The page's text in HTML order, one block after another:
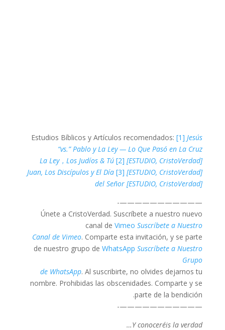
Estudios Bíblicos y Artículos recomendados:[1] Jesús
“vs.” Pablo y La Ley — Lo Que Pasó en La Cruz
[ESTUDIO, CristoVerdad]
[2]
La Ley，Los Judíos & Tú
[ESTUDIO, CristoVerdad]
[3]
Juan, Los Discípulos y El Día
del Señor [ESTUDIO, CristoVerdad]
———————————-
Únete a CristoVerdad. Suscríbete a nuestro nuevo
canal deVimeoSuscríbete a Nuestro
Canal de Vimeo. Comparte esta invitación, y se parte
de nuestro grupo deWhatsAppSuscríbete a Nuestro
Grupo
de WhatsApp. Al suscribirte, no olvides dejarnos tu
nombre. Prohibidas las obscenidades. Comparte y se
parte de la bendición.
———————————-
Y conoceréis la verdad…